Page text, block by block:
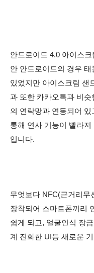
안드로이드 4.0 아이스
안 안드로이드의 경우
있었지만 아이스크림 샌
과 또한 카카오톡과 비
의 연락망과 연동되어
통해 연사 기능이 빨라
입니다.
무엇보다 NFC(근거리무
장착되어 스마트폰끼리
쉽게 되고, 얼굴인식 장
계 진화한 UI등 새로운